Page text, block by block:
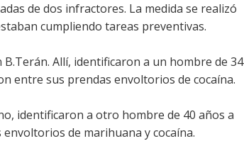
de dos infractores. La medida se realizó
cumpliendo tareas preventivas.
Allí, identificaron a un hombre de 34
entre sus prendas envoltorios de cocaína.
identificaron a otro hombre de 40 años a
de marihuana y cocaína.